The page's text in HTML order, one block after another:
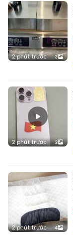
2 phút trước 3
2 phút trước 3
2 phút trước 4